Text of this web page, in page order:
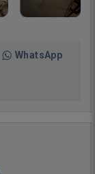
WhatsApp